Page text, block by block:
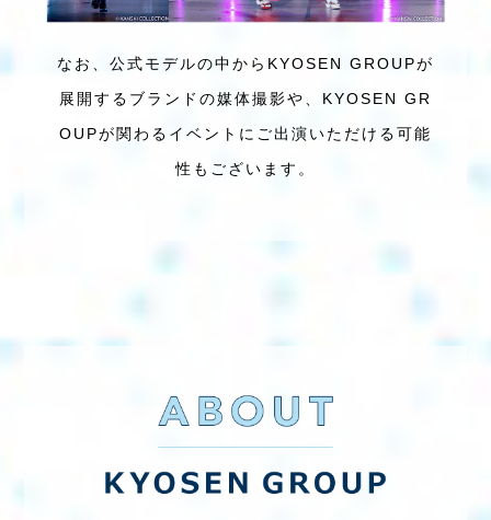
なお、公式モデルの中から KYOSEN GROUPが
展開するブランドの媒体撮影や、 KYOSEN GR
OUPが関わるイベントに ご出演いただける可能
性もございます。